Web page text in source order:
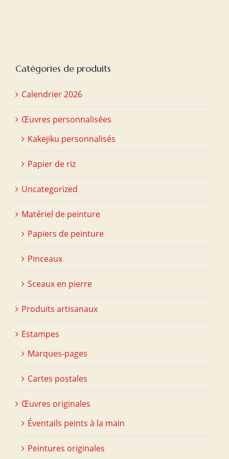
Catégories de produits
Calendrier 2026
Œuvres personnalisées
Kakejiku personnalisés
Papier de riz
Uncategorized
Matériel de peinture
Papiers de peinture
Pinceaux
Sceaux en pierre
Produits artisanaux
Estampes
Marques-pages
Cartes postales
Œuvres originales
Éventails peints à la main
Peintures originales